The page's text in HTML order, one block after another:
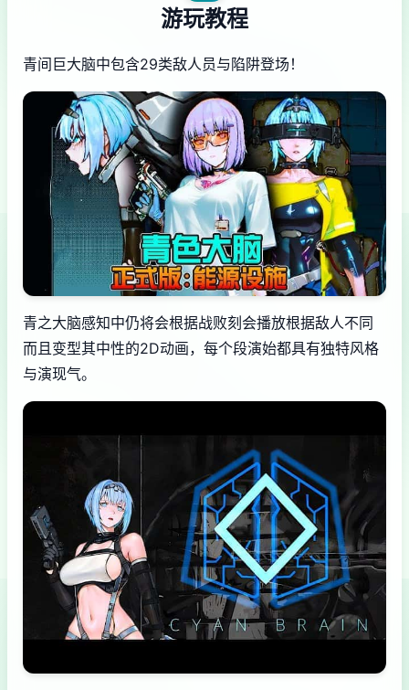
游玩教程
青间巨大脑中包含29类敌人员与陷阱登场！
青之大脑感知中仍将会根据战败刻会播放根据敌人不同
而且变型其中性的2D动画，每个段演始都具有独特风格
与演现气。